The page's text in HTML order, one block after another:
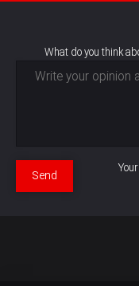
What do you think
Send